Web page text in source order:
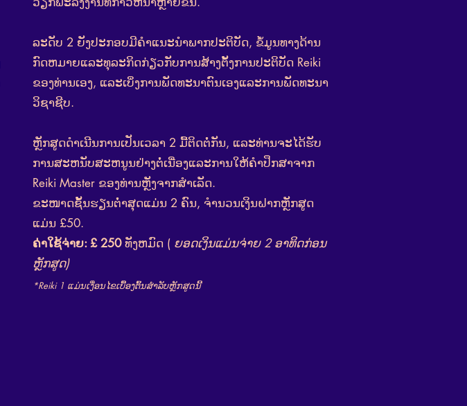
ລະດັບ 2 ຍັງປະກອບມີຄໍາແນະນໍາພາກປະຕິບັດ, ຂໍ້ມູນທາງດ້ານ
ກົດຫມາຍແລະທຸລະກິດກ່ຽວກັບການສ້າງຕັ້ງການປະຕິບັດ Reiki
ຂອງທ່ານເອງ, ແລະເບິ່ງການພັດທະນາຕົນເອງແລະການພັດທະນາ
ວິຊາຊີບ.
ຫຼັກສູດດໍາເນີນການເປັນເວລາ 2 ມື້ຕິດຕໍ່ກັນ, ແລະທ່ານຈະໄດ້ຮັບ
ການສະຫນັບສະຫນູນຢ່າງຕໍ່ເນື່ອງແລະການໃຫ້ຄໍາປຶກສາຈາກ
Reiki Master ຂອງທ່ານຫຼັງຈາກສໍາເລັດ.
ຂະໜາດຊັ້ນຮຽນຕໍ່າສຸດແມ່ນ 2 ຄົນ, ຈຳນວນເງິນຝາກຫຼັກສູດ
ແມ່ນ £50.
ຄ່າໃຊ້ຈ່າຍ: £ 250ທັງຫມົດ ( ຍອດເງິນແມ່ນຈ່າຍ 2 ອາທິດກ່ອນ
ຫຼັກສູດ)
*Reiki 1 ແມ່ນເງື່ອນໄຂເບື້ອງຕົ້ນສໍາລັບຫຼັກສູດນີ້